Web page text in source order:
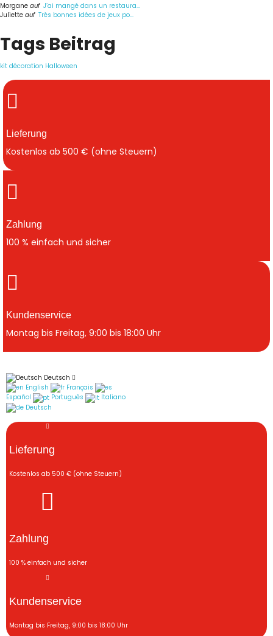
Morgane auf J’ai mangé dans un restaura...
Juliette auf Très bonnes idées de jeux po...
Tags Beitrag
kit décoration Halloween
Lieferung
Kostenlos ab 500 € (ohne Steuern)
Zahlung
100 % einfach und sicher
Kundenservice
Montag bis Freitag, 9:00 bis 18:00 Uhr
Deutsch
English
Français
Español
Português
Italiano
Deutsch
Lieferung
Kostenlos ab 500 € (ohne Steuern)
Zahlung
100 % einfach und sicher
Kundenservice
Montag bis Freitag, 9:00 bis 18:00 Uhr